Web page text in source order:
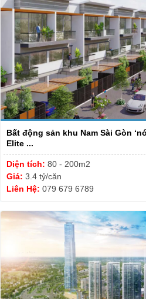
Bất động sản khu Nam Sài Gòn
Elite ...
Diện tích: 80 - 200m2
Giá: 3.4 tỷ/căn
Liên Hệ: 079 679 6789